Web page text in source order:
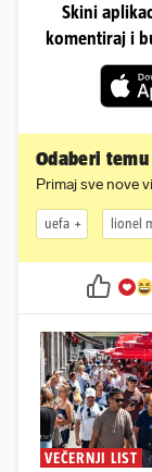
Skini
komentiraj i
Odaberi
Primaj sve nove
uefa lionel